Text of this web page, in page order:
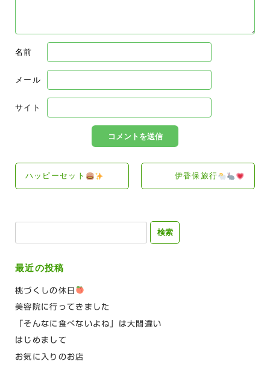
名前
メール
サイト
ハッピーセット 伊香保旅行
検
最近の投稿
桃づくしの休日
美容院に行ってきました
「そんなに食べないよね」は大間違い
はじめまして
お気に入りのお店